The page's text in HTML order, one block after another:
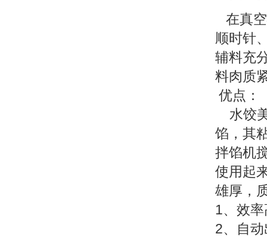
在真
顺时针
辅料充
料肉质
优点：
水饺
馅，其
拌馅机
使用起
雄厚，
1、效
2、自